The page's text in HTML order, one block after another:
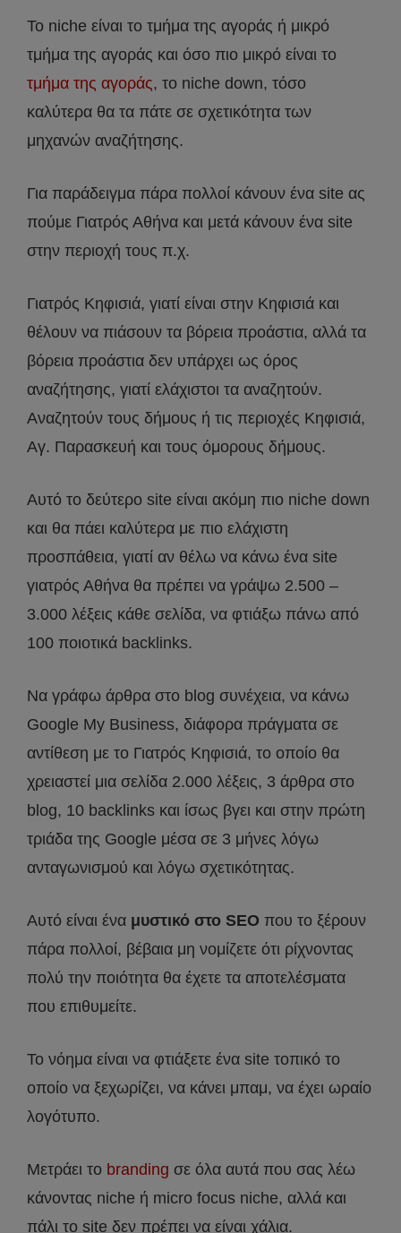
Το niche είναι το τμήμα της αγοράς ή μικρό
τμήμα της αγοράς και όσο πιο μικρό είναι το
τμήμα της αγοράς, το niche down, τόσο
καλύτερα θα τα πάτε σε σχετικότητα των
μηχανών αναζήτησης.
Για παράδειγμα πάρα πολλοί κάνουν ένα site ας
πούμε Γιατρός Αθήνα και μετά κάνουν ένα site
στην περιοχή τους π.χ.
Γιατρός Κηφισιά, γιατί είναι στην Κηφισιά και
θέλουν να πιάσουν τα βόρεια προάστια, αλλά τα
βόρεια προάστια δεν υπάρχει ως όρος
αναζήτησης, γιατί ελάχιστοι τα αναζητούν.
Αναζητούν τους δήμους ή τις περιοχές Κηφισιά,
Αγ. Παρασκευή και τους όμορους δήμους.
Αυτό το δεύτερο site είναι ακόμη πιο niche down
και θα πάει καλύτερα με πιο ελάχιστη
προσπάθεια, γιατί αν θέλω να κάνω ένα site
γιατρός Αθήνα θα πρέπει να γράψω 2.500 –
3.000 λέξεις κάθε σελίδα, να φτιάξω πάνω από
100 ποιοτικά backlinks.
Nα γράφω άρθρα στο blog συνέχεια, να κάνω
Google My Business, διάφορα πράγματα σε
αντίθεση με το Γιατρός Κηφισιά, το οποίο θα
χρειαστεί μια σελίδα 2.000 λέξεις, 3 άρθρα στο
blog, 10 backlinks και ίσως βγει και στην πρώτη
τριάδα της Google μέσα σε 3 μήνες λόγω
ανταγωνισμού και λόγω σχετικότητας.
Αυτό είναι ένα μυστικό στο SEO που το ξέρουν
πάρα πολλοί, βέβαια μη νομίζετε ότι ρίχνοντας
πολύ την ποιότητα θα έχετε τα αποτελέσματα
που επιθυμείτε.
Το νόημα είναι να φτιάξετε ένα site τοπικό το
οποίο να ξεχωρίζει, να κάνει μπαμ, να έχει ωραίο
λογότυπο.
Μετράει το branding σε όλα αυτά που σας λέω
κάνοντας niche ή micro focus niche, αλλά και
πάλι το site δεν πρέπει να είναι χάλια.